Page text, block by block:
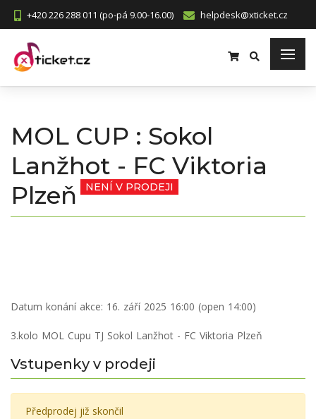
+420 226 288 011 (po-pá 9.00-16.00) helpdesk@xticket.cz
MOL CUP : Sokol
Lanžhot - FC Viktoria
Plzeň
NENÍ V PRODEJI
Datum konání akce: 16. září 2025 16:00 (open 14:00)
3.kolo MOL Cupu TJ Sokol Lanžhot - FC Viktoria Plzeň
Vstupenky v prodeji
Předprodej již skončil